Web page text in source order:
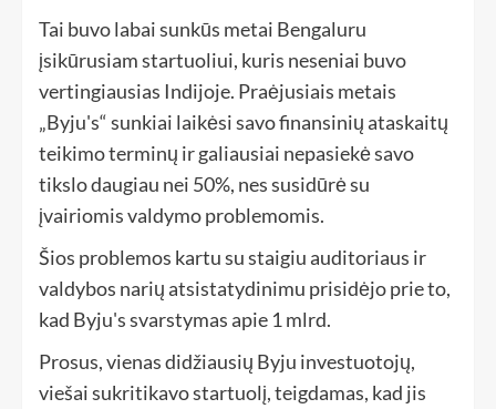
Tai buvo labai sunkūs metai Bengaluru
įsikūrusiam startuoliui, kuris neseniai buvo
vertingiausias Indijoje. Praėjusiais metais
„Byju's“ sunkiai laikėsi savo finansinių ataskaitų
teikimo terminų ir galiausiai nepasiekė savo
tikslo daugiau nei 50%, nes susidūrė su
įvairiomis valdymo problemomis.
Šios problemos kartu su staigiu auditoriaus ir
valdybos narių atsistatydinimu prisidėjo prie to,
kad Byju's svarstymas apie 1 mlrd.
Prosus, vienas didžiausių Byju investuotojų,
viešai sukritikavo startuolį, teigdamas, kad jis